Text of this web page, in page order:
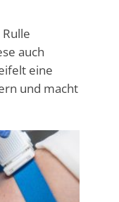
auch
eine
und macht